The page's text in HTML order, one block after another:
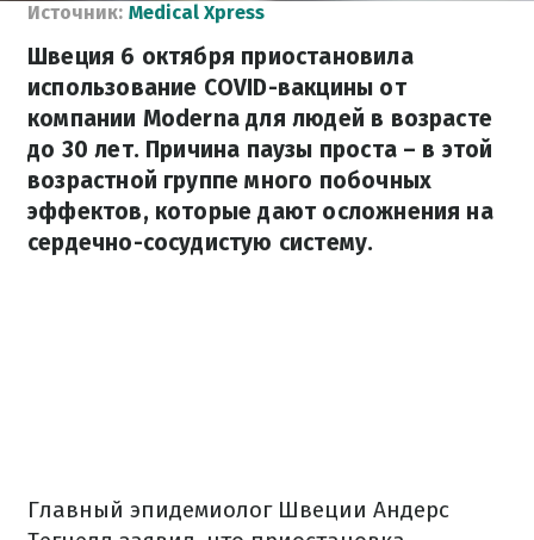
Источник: Medical Xpress
Швеция 6 октября приостановила
использование COVID-вакцины от
компании Moderna для людей в возрасте
до 30 лет. Причина паузы проста – в этой
возрастной группе много побочных
эффектов, которые дают осложнения на
сердечно-сосудистую систему.
Главный эпидемиолог Швеции Андерс